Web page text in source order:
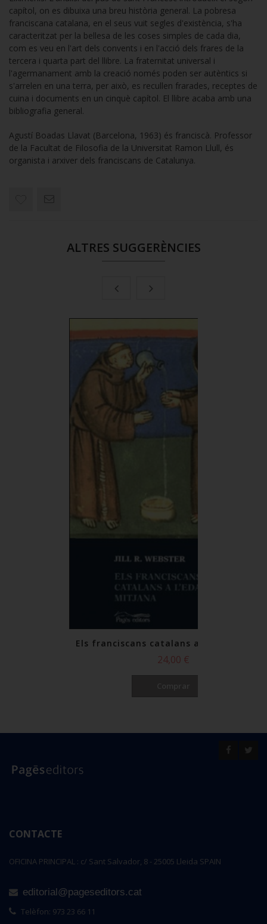
capítol, on es dibuixa una breu història general. La pobresa
franciscana catalana, en el seus vuit segles d'existència, s'ha
caracteritzat per la bellesa de les coses simples de cada dia,
com es veu en l'art dels convents i en l'acció dels frares de la
tercera i quarta part del llibre. La fraternitat universal i
l'agermanament amb la creació només poden ser autèntics si
s'arrelen en una terra, per això, es recullen frarades, receptes de
cuina i documents en un cinquè capítol. El llibre acaba amb una
bibliografia general.
Agustí Boadas Llavat (Barcelona, 1963) és franciscà. Professor
de la Facultat de Filosofia de la Universitat Ramon Llull, és
organista i arxiver dels franciscans de Catalunya.
ALTRES SUGGERÈNCIES
Els franciscans catalans a l'edat
24,00 €
CONTACTE
OFICINA PRINCIPAL : c/ Sant Salvador, 8 - 25005 Lleida SPAIN
editorial@pageseditors.cat
Telèfon: 973 23 66 11